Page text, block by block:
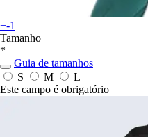
+-1
Tamanho
*
Guia de tamanhos
S
M
L
Este campo é obrigatório